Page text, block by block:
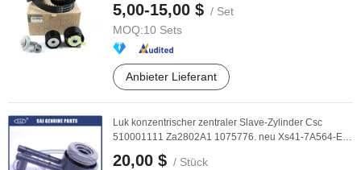
5,00-15,00 $ / Set
MOQ:10 Sets
Anbieter Lieferant
Luk konzentrischer zentraler Slave-Zylinder Csc
510001111 Za2802A1 1075776. neu Xs41-7A564-Ea
20,00 $ / Stück